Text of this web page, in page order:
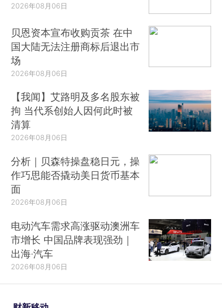
2026年08月06日
贝恩资本宣布收购贡茶 在中
国大陆无法注册商标后退出市
场
2026年08月06日
【我闻】艾路明及多名股东被
拘 当代系创始人因何此时被
清算
2026年08月06日
分析｜贝森特操盘稳日元，操
作巧思能否撬动美日货币基本
面
2026年08月06日
电动汽车需求高涨驱动澳洲车
市增长 中国品牌表现强劲｜
出海·汽车
2026年08月06日